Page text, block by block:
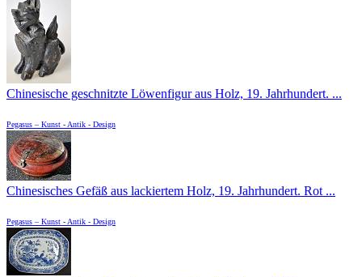
Chinesische geschnitzte Löwenfigur aus Holz, 19. Jahrhundert. ...
Pegasus – Kunst - Antik - Design
Chinesisches Gefäß aus lackiertem Holz, 19. Jahrhundert. Rot ...
Pegasus – Kunst - Antik - Design